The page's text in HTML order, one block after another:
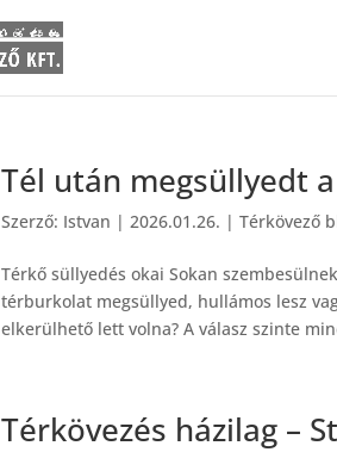
Tél után megsüllyedt
Szerző: Istvan |2026.01.26. |Térkövező
Térkő süllyedés okai Sokan
térburkolat megsüllyed, hullámos lesz
elkerülhető lett volna? A válasz szinte
Térkövezés házilag –